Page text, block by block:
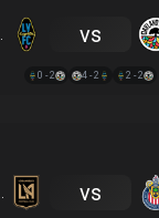
vs
0 - 2 4 - 2 2 - 2
vs